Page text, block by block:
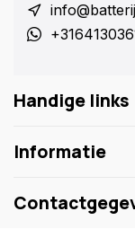
Handige links
Informatie